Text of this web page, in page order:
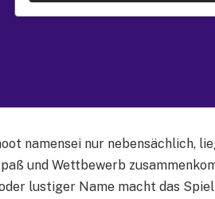
namensei nur nebensächlich,
und Wettbewerb
lustiger Name macht das